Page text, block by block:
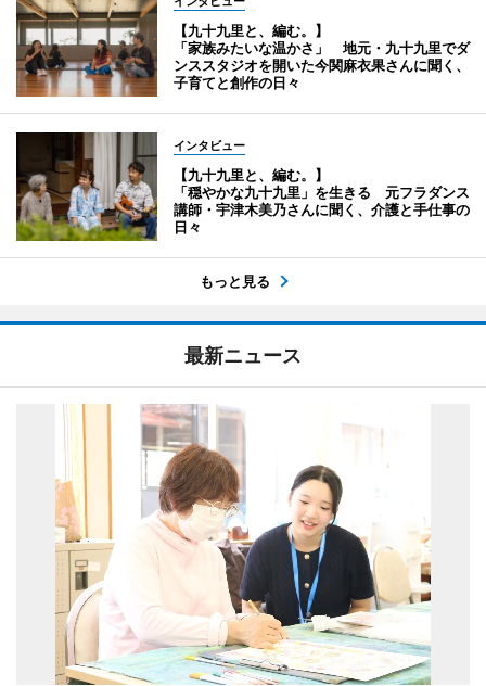
【九十九里と、編む。】
「家族みたいな温かさ」 地元・九十九里でダ
ンススタジオを開いた今関麻衣果さんに聞く、
子育てと創作の日々
インタビュー
【九十九里と、編む。】
「穏やかな九十九里」を生きる 元フラダンス
講師・宇津木美乃さんに聞く、介護と手仕事の
日々
もっと見る
最新ニュース